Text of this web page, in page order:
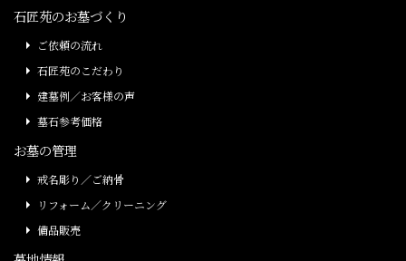
石匠苑のお墓づくり
ご依頼の流れ
石匠苑のこだわり
建墓例／お客様の声
墓石参考価格
お墓の管理
戒名彫り／ご納骨
リフォーム／クリーニング
備品販売